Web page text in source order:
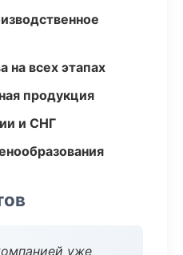
на всех этапах
продукция
и СНГ
уже